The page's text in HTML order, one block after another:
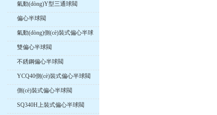
氣動(dòng)Y型三通球閥
偏心半球閥
氣動(dòng)側(cè)裝式偏心半球
閥
雙偏心半球閥
不銹鋼偏心半球閥
YCQ40側(cè)裝式偏心半球閥
側(cè)裝式偏心半球閥
SQ340H上裝式偏心半球閥